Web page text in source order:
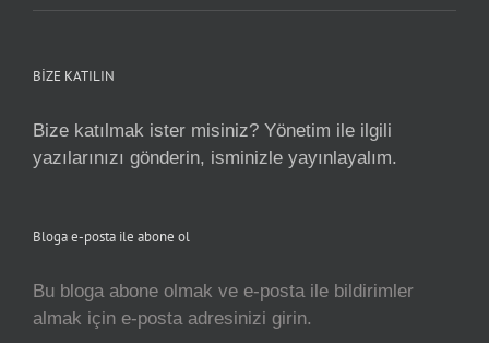
BİZE KATILIN
Bize katılmak ister misiniz? Yönetim ile ilgili
yazılarınızı gönderin, isminizle yayınlayalım.
Bloga e-posta ile abone ol
Bu bloga abone olmak ve e-posta ile bildirimler
almak için e-posta adresinizi girin.